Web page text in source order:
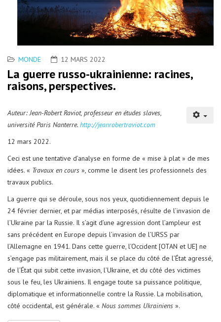
MONDE 12 MARS 2022
La guerre russo-ukrainienne: racines,
raisons, perspectives.
Auteur: Jean-Robert Raviot, professeur en études slaves,
université Paris Nanterre. http://jeanrobertraviot.com
12 mars 2022.
Ceci est une tentative d’analyse en forme de « mise à plat » de mes
idées. « Travaux en cours », comme le disent les professionnels des
travaux publics.
La guerre qui se déroule, sous nos yeux, quotidiennement depuis le
24 février dernier, et par médias interposés, résulte de l’invasion de
l’Ukraine par la Russie. Il s’agit d’une agression dont l’ampleur est
sans précédent en Europe depuis l’invasion de l’URSS par
l’Allemagne en 1941. Dans cette guerre, l’Occident [OTAN et UE] ne
s’engage pas militairement, mais il se place du côté de l’État agressé,
de l’État qui subit cette invasion, l’Ukraine, et du côté des victimes
sous le feu, les Ukrainiens. Il engage toute sa puissance politique,
diplomatique et informationnelle contre la Russie. La mobilisation,
côté occidental, est générale. « Nous sommes Ukrainiens ».